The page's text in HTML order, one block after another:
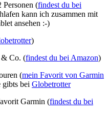
(findest du bei
kann ich zusammen mit
ansehen :-)
)
& Co. (findest du bei Amazon)
(mein Favorit von Garmin
bei Globetrotter
Garmin (findest du bei